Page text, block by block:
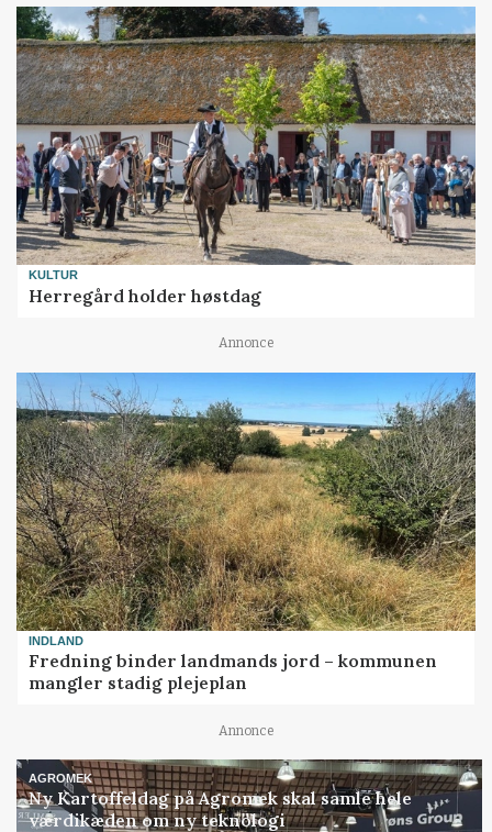
KULTUR
Herregård holder høstdag
Annonce
INDLAND
Fredning binder landmands jord – kommunen
mangler stadig plejeplan
Annonce
AGROMEK
Ny Kartoffeldag på Agromek skal samle hele
værdikæden om ny teknologi